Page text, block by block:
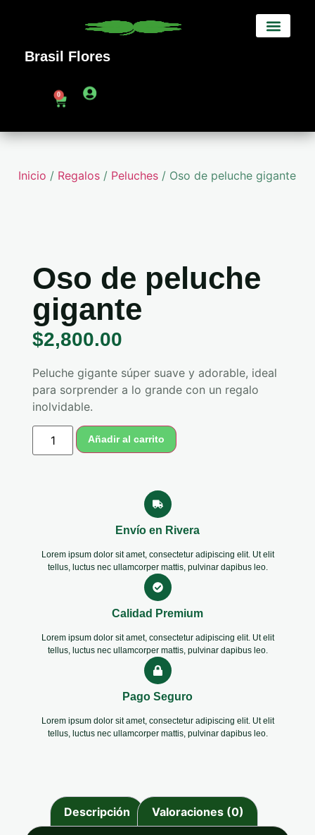
Brasil Flores
0
Inicio / Regalos / Peluches / Oso de peluche gigante
Oso de peluche
gigante
$2,800.00
Peluche gigante súper suave y adorable, ideal
para sorprender a lo grande con un regalo
inolvidable.
Añadir al carrito
Envío en Rivera
Lorem ipsum dolor sit amet, consectetur adipiscing elit. Ut elit
tellus, luctus nec ullamcorper mattis, pulvinar dapibus leo.
Calidad Premium
Lorem ipsum dolor sit amet, consectetur adipiscing elit. Ut elit
tellus, luctus nec ullamcorper mattis, pulvinar dapibus leo.
Pago Seguro
Lorem ipsum dolor sit amet, consectetur adipiscing elit. Ut elit
tellus, luctus nec ullamcorper mattis, pulvinar dapibus leo.
Descripción Valoraciones (0)